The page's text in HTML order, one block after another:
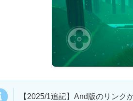
【2025/1追記】And版のリンク